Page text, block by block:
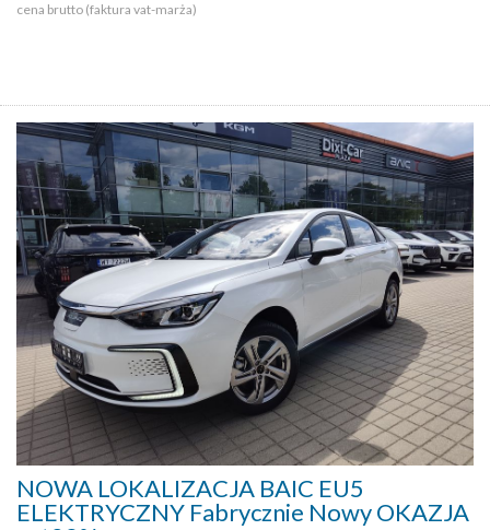
cena brutto (faktura vat-marża)
NOWA LOKALIZACJA BAIC EU5
ELEKTRYCZNY Fabrycznie Nowy OKAZJA